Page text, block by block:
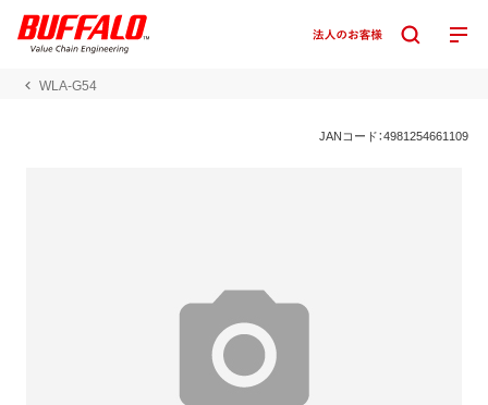
WLA-G54
JANコード：4981254661109